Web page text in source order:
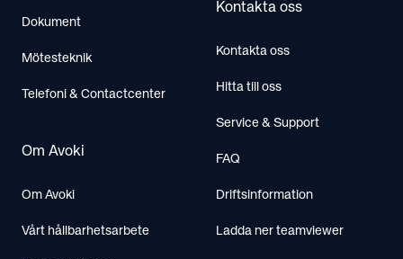
Dokument
Mötesteknik
Telefoni & Contactcenter
Om Avoki
Om Avoki
Vårt hållbarhetsarbete
Kontakta oss
Kontakta oss
Hitta till oss
Service & Support
FAQ
Driftsinformation
Ladda ner teamviewer